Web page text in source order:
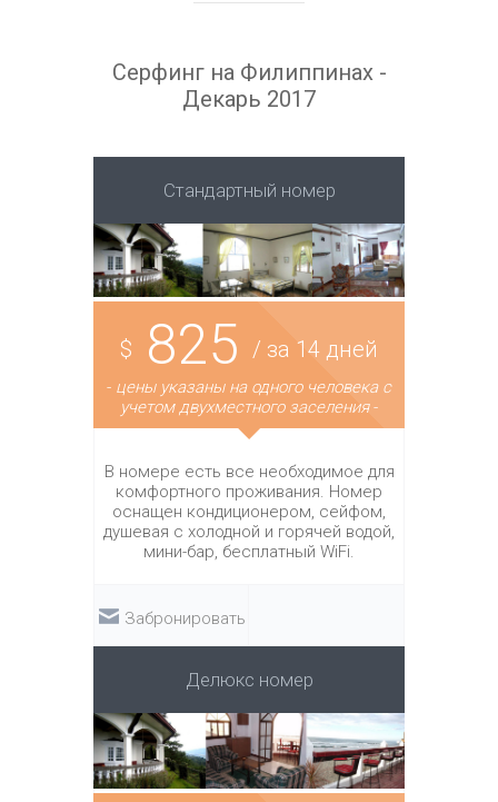
Серфинг на Филиппинах -
Декарь 2017
Стандартный номер
$ 825 / за 14 дней
- цены указаны на одного человека с
учетом двухместного заселения-
В номере есть все необходимое для
комфортного проживания. Номер
оснащен кондиционером, сейфом,
душевая с холодной и горячей водой,
мини-бар, бесплатный WiFi.
Забронировать
Делюкс номер